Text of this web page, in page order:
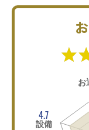
お
4.7
設備